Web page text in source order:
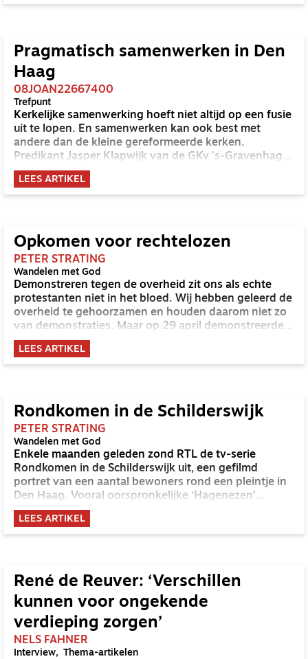
psalmen uit hun hoofd.’
Pragmatisch samenwerken in Den
Haag
08JOAN22667400
Trefpunt
Kerkelijke samenwerking hoeft niet altijd op een fusie
uit te lopen. En samenwerken kan ook best met
andere dan de kleine gereformeerde kerken.
Predikant Jasper Klapwijk van de GKv 's-Gravenhage-
Centrum/Scheveningen kiest voor een pragmatische
aanpak. 'Als zich initiatieven aandienen, pakken we
die graag op. Maar op de klassieke wijze
LEES ARTIKEL
Opkomen voor rechtelozen
PETER STRATING
Wandelen met God
Demonstreren tegen de overheid zit ons als echte
protestanten niet in het bloed. Wij hebben geleerd de
overheid te gehoorzamen en houden daarom niet zo
van demonstraties. Maar op 29 april demonstreerde
een groepje mensen in Den Haag tegen onze
regering, en verreweg de meesten van hen waren
christen. Wat was er aan de hand?
LEES ARTIKEL
Rondkomen in de Schilderswijk
PETER STRATING
Wandelen met God
Enkele maanden geleden zond RTL de tv-serie
Rondkomen in de Schilderswijk uit, een gefilmd
portret van een aantal bewoners rond een pleintje in
Den Haag. Vooral oorspronkelijke ‘Hagenezen’
kwamen aan het woord. Wie naar de serie keek, kreeg
de indruk dat de Schilderswijk nog een ouderwetse
Haagse volksbuurt is. De werkelijkheid is anders.
LEES ARTIKEL
René de Reuver: ‘Verschillen
kunnen voor ongekende
verdieping zorgen’
NELS FAHNER
Interview Thema-artikelen